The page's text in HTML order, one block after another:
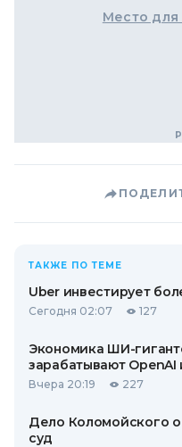
Место
ТАКЖЕ ПО ТЕМЕ
Uber инвестирует
Сегодня 02:07 127
Экономика ШИ-
зарабатывают
Вчера 20:19 227
Дело Коломойского
суд